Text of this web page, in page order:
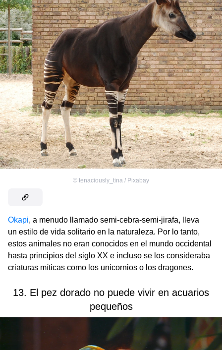
© tenaciously_tina / Pixabay
Okapi, a menudo llamado semi-cebra-semi-jirafa, lleva
un estilo de vida solitario en la naturaleza. Por lo tanto,
estos animales no eran conocidos en el mundo occidental
hasta principios del siglo XX e incluso se los consideraba
criaturas míticas como los unicornios o los dragones.
13. El pez dorado no puede vivir en acuarios
pequeños